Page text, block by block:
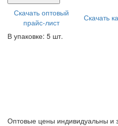
Скачать оптовый
прайс-лист
Скачать
В упаковке: 5 шт.
Оптовые цены индивидуальны и